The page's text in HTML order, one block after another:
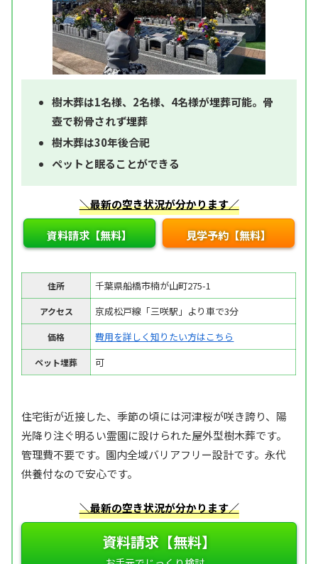
樹木葬は1名様、2名様、4名様が埋葬可能。骨
壺で粉骨されず埋葬
樹木葬は30年後合祀
ペットと眠ることができる
＼最新の空き状況が分かります／
資料請求【無料】 見学予約【無料】
住所 千葉県船橋市楠が山町275-1
アクセス 京成松戸線「三咲駅」より車で3分
価格 費用を詳しく知りたい方はこちら
ペット埋葬 可
住宅街が近接した、季節の頃には河津桜が咲き誇り、陽
光降り注ぐ明るい霊園に設けられた屋外型樹木葬です。
管理費不要です。園内全域バリアフリー設計です。永代
供養付なので安心です。
＼最新の空き状況が分かります／
資料請求【無料】